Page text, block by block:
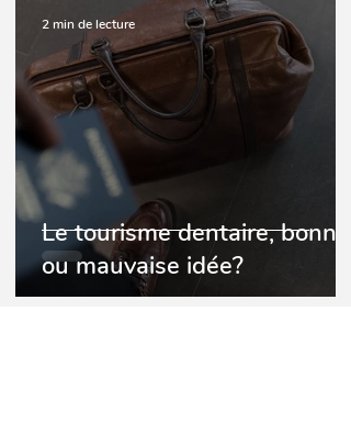
Le tourisme dentaire, bonne
ou mauvaise idée?
2 min de lecture